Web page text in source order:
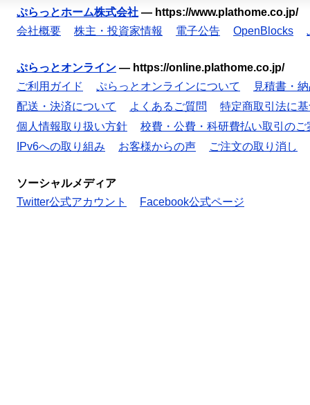
ぷらっとホーム株式会社 — https://www.plathome.co.jp/
会社概要
株主・投資家情報 電子公告 OpenBlocks
ぷらっとオンライン — https://online.plathome.co.jp/
ご利用ガイド
ぷらっとオンラインについて
見積書・
配送・決済について
よくあるご質問
特定商取引法に
個人情報取り扱い方針
校費・公費・科研費払い取引のご
IPv6への取り組み
お客様からの声 ご注文の取り消し
ソーシャルメディア
Twitter公式アカウント
Facebook公式ページ